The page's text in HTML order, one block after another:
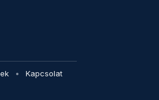
Kapcsolat